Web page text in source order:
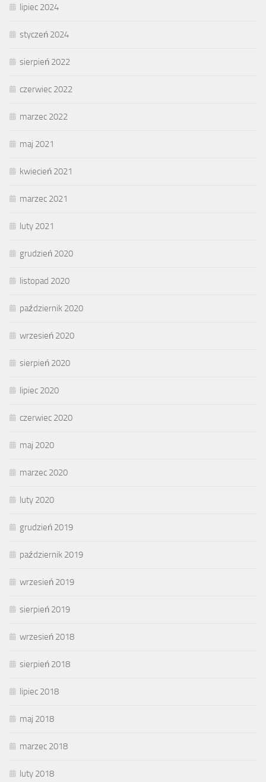
lipiec 2024
styczeń 2024
sierpień 2022
czerwiec 2022
marzec 2022
maj 2021
kwiecień 2021
marzec 2021
luty 2021
grudzień 2020
listopad 2020
październik 2020
wrzesień 2020
sierpień 2020
lipiec 2020
czerwiec 2020
maj 2020
marzec 2020
luty 2020
grudzień 2019
październik 2019
wrzesień 2019
sierpień 2019
wrzesień 2018
sierpień 2018
lipiec 2018
maj 2018
marzec 2018
luty 2018